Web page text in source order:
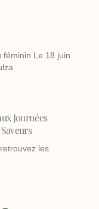
féminin Le 18 juin
Journées
les